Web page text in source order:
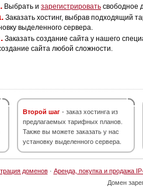
Выбрать и зарегистрировать свободное
Заказать хостинг, выбрав подходящий
выделенного сервера.
Заказать создание сайта у нашего
сайта любой сложности.
Второй шаг - заказ хостинга из
предлагаемых тарифных планов.
Также вы можете заказать у нас
установку выделенного сервера.
доменов· Аренда, покупка и продажа
Домен